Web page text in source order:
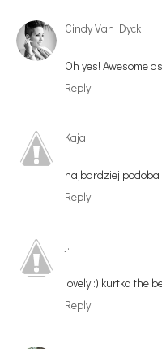
Cindy Van Dyck
Oh yes! Awesome
Reply
Kaja
najbardziej podoba
Reply
j.
lovely :) kurtka the
Reply